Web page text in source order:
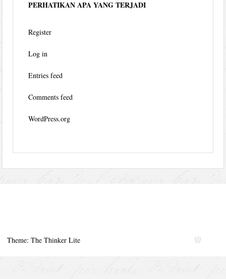
PERHATIKAN APA YANG TERJADI
Register
Log in
Entries feed
Comments feed
WordPress.org
Theme: The Thinker Lite